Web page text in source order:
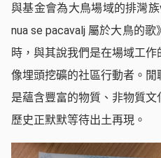
與基金會為大鳥場域的排灣
nua se pacavalj 屬於大鳥的
時，與其說我們是在場域工
像埋頭挖礦的社區行動者。
是蘊含豐富的物質、非物質
歷史正默默等待出土再現。